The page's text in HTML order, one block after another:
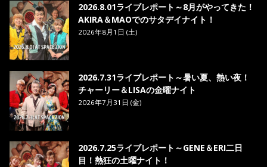
2026.8.01ライブレポート～8月がやってきた！
AKIRA＆MAOでのサタデイナイト！
2026年8月1日 (土)
2026.7.31ライブレポート～暑い夏、熱い夜！
チャーリー＆LISAの金曜ナイト
2026年7月31日 (金)
2026.7.25ライブレポート～GENE＆ERI二日
目！熱狂の土曜ナイト！